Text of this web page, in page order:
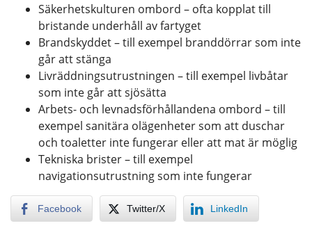
Säkerhetskulturen ombord ­­– ofta kopplat till
bristande underhåll av fartyget
Brandskyddet – till exempel branddörrar som inte
går att stänga
Livräddningsutrustningen – till exempel livbåtar
som inte går att sjösätta
Arbets- och levnadsförhållandena ombord – till
exempel sanitära olägenheter som att duschar
och toaletter inte fungerar eller att mat är möglig
Tekniska brister – till exempel
navigationsutrustning som inte fungerar
Facebook Twitter/X LinkedIn